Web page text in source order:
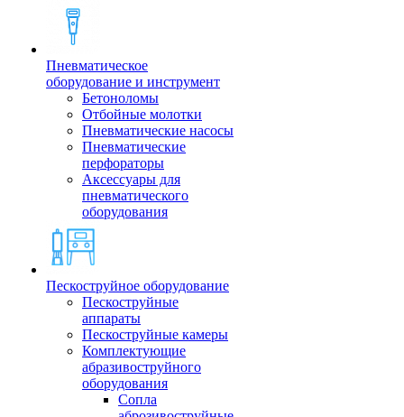
Пневматическое
оборудование и инструмент
Бетоноломы
Отбойные молотки
Пневматические насосы
Пневматические
перфораторы
Аксессуары для
пневматического
оборудования
Пескоструйное оборудование
Пескоструйные
аппараты
Пескоструйные камеры
Комплектующие
абразивоструйного
оборудования
Сопла